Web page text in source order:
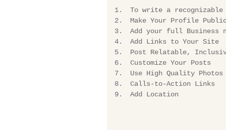
To write a recognizable
Make Your Profile
Add your full Business
Add Links to Your Site
Post Relatable,
Customize Your Posts
Use High Quality Photos
Calls-to-Action Links
Add Location